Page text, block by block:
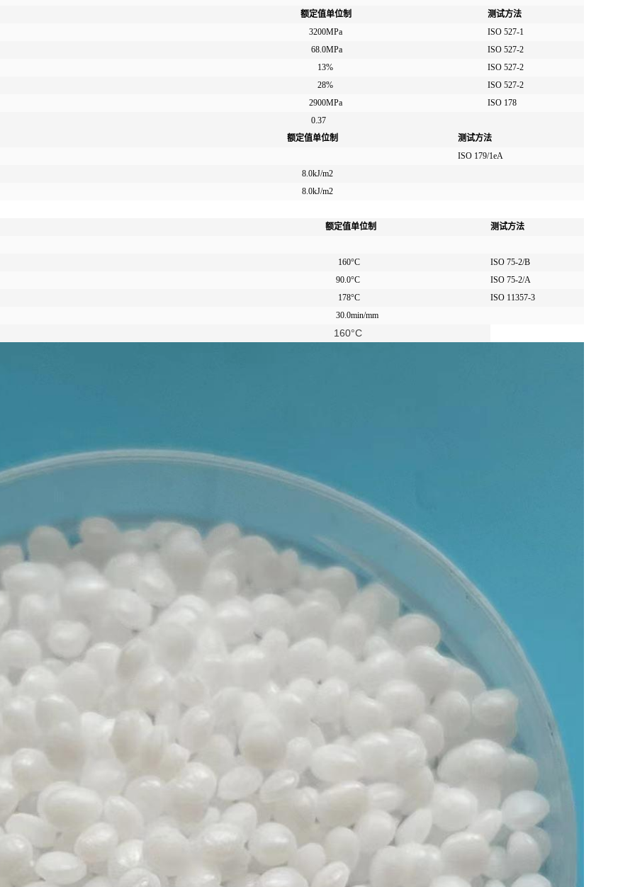
额定值单位制
测试方法
3200MPa
ISO 527-1
68.0MPa
ISO 527-2
13%
ISO 527-2
28%
ISO 527-2
2900MPa
ISO 178
0.37
额定值单位制
测试方法
ISO 179/1eA
8.0kJ/m2
8.0kJ/m2
额定值单位制 测试方法
160°C
ISO 75-2/B
90.0°C
ISO 75-2/A
178°C
ISO 11357-3
30.0min/mm
160°C